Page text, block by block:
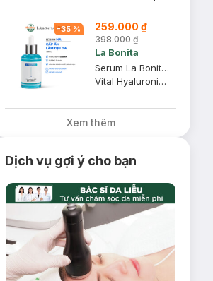
-35 % 259.000 ₫
398.000 ₫
La Bonita
Serum La Bonita Hyaluronic Acid Cấp Ẩm Dịu Da 50ml
Vital Hyaluronic Acid Serum
Xem thêm
Dịch vụ gợi ý cho bạn